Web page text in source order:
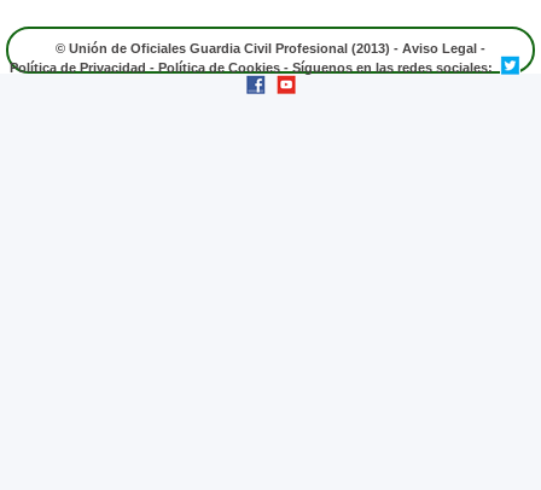
© Unión de Oficiales Guardia Civil Profesional (2013) - Aviso Legal -
Política de Privacidad-Política de Cookies- Síguenos en las redes sociales: